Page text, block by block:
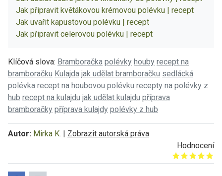
Jak připravit květákovou krémovou polévku | recept
Jak uvařit kapustovou polévku | recept
Jak připravit celerovou polévku | recept
Klíčová slova: Bramboračka polévky houby recept na
bramboračku Kulajda jak udělat bramboračku sedlácká
polévka recept na houbovou polévku recepty na polévky z
hub recept na kulajdu jak udělat kulajdu příprava
bramboračky příprava kulajdy polévky z hub
Autor: Mirka K. | Zobrazit autorská práva
Hodnocení
Give it 1/5
Give it 2/5
Give it 3/5
Give it 4/5
Give it 5/5